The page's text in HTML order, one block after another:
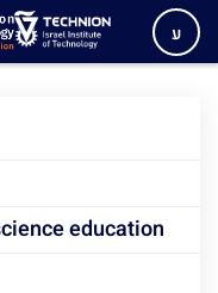
ע
education